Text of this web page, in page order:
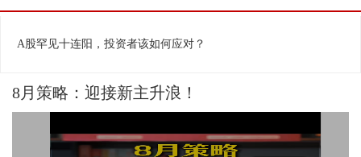
A股罕见十连阳，投资者该如何应对？
相关视频
8月策略：迎接新主升浪！